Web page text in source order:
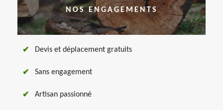
NOS ENGAGEMENTS
Devis et déplacement gratuits
Sans engagement
Artisan passionné